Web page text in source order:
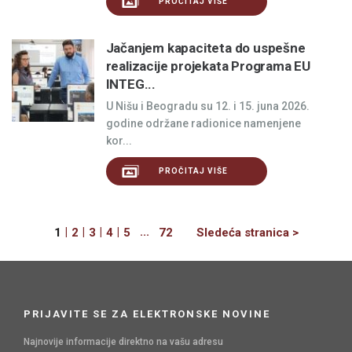
Jačanjem kapaciteta do uspešne
realizacije projekata Programa EU
INTEG...
U Nišu i Beogradu su 12. i 15. juna 2026.
godine održane radionice namenjene
kor...
PROČITAJ VIŠE
1 | 2 | 3 | 4 | 5 ... 72 Sledeća stranica >Next
PRIJAVITE SE ZA ELEKTRONSKE NOVINE
Najnovije informacije direktno na vašu adresu